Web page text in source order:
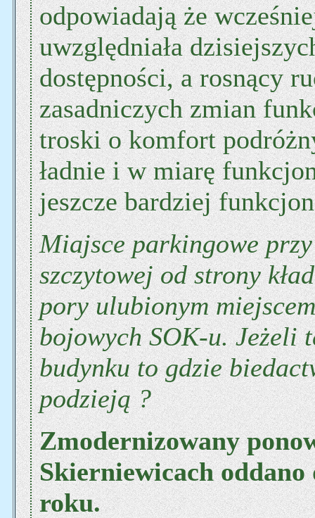
odpowiadają że
uwzględniała
dostępności, a rosnący
zasadniczych zmian
troski o komfort
ładnie i w miarę
jeszcze bardziej
Miajsce parkingowe
szczytowej od strony
pory ulubionym
bojowych SOK-u. Jeżeli
budynku to gdzie
podzieją ?
Zmodernizowany
Skierniewicach
roku.